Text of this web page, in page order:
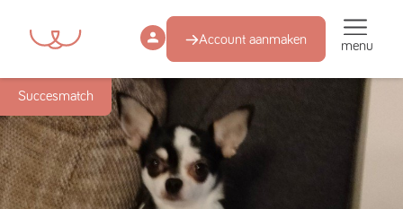
Account aanmaken menu
Succesmatch